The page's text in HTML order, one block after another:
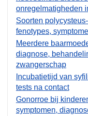
onregelmatigheden
Soorten
fenotypes,
Meerdere
diagnose,
zwangerschap
Incubatietijd van
tests na contact
Gonorroe bij
symptomen,